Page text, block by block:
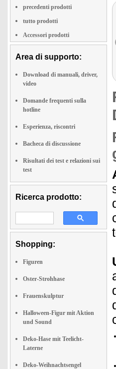
precedenti prodotti
tutto prodotti
Accessori prodotti
Area di supporto:
Download di manuali, driver,
video
Domande frequenti sulla
hotline
Esperienza, riscontri
Bacheca di discussione
Risultati dei test e relazioni sui
test
Ricerca prodotto:
Shopping:
Figuren
Oster-Strohhase
Frauenskulptur
Halloween-Figur mit Aktion
und Sound
Deko-Hase mit Teelicht-
Laterne
Deko-Weihnachtsengel